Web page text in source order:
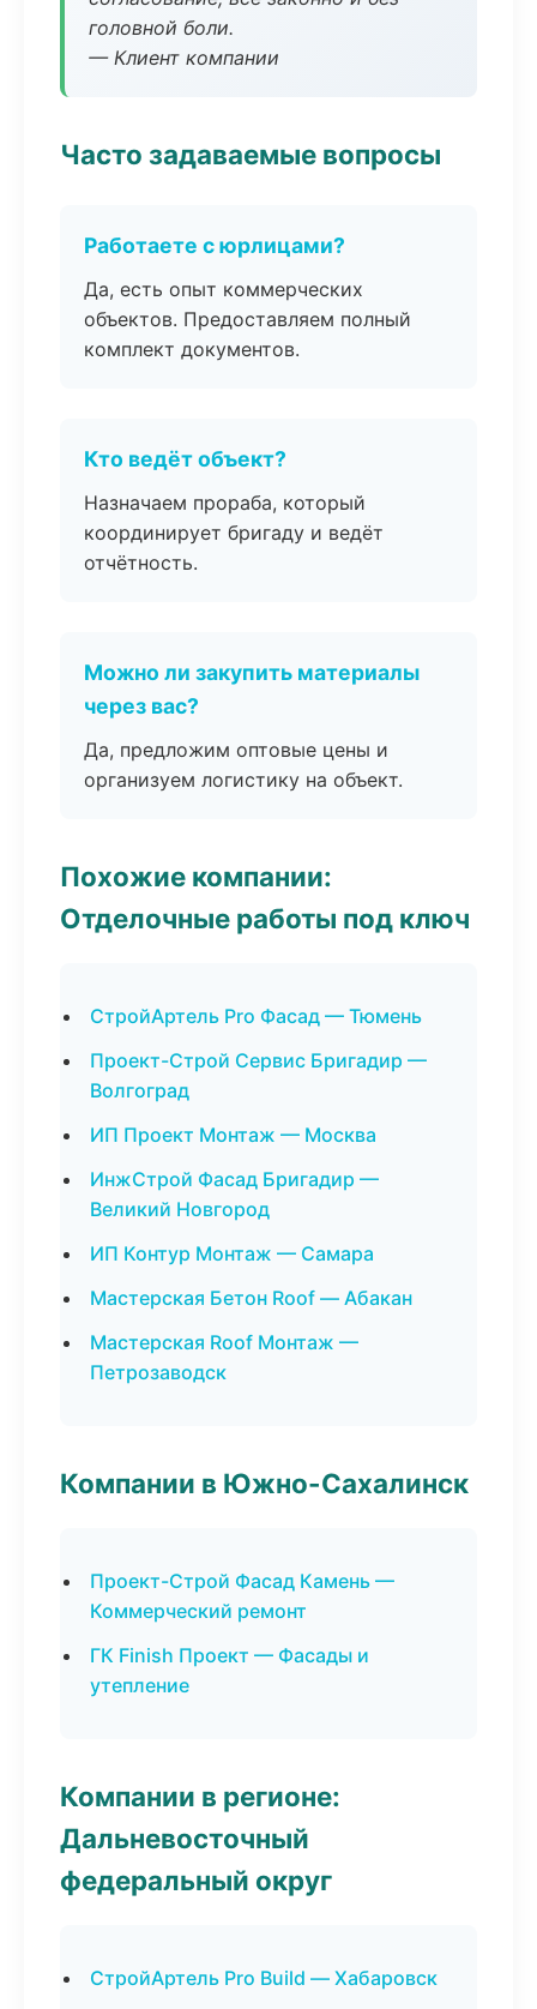
головной боли.
— Клиент компании
Часто задаваемые вопросы
Работаете с юрлицами?
Да, есть опыт коммерческих
объектов. Предоставляем полный
комплект документов.
Кто ведёт объект?
Назначаем прораба, который
координирует бригаду и ведёт
отчётность.
Можно ли закупить материалы
через вас?
Да, предложим оптовые цены и
организуем логистику на объект.
Похожие компании:
Отделочные работы под ключ
СтройАртель Pro Фасад — Тюмень
Проект-Строй Сервис Бригадир —
Волгоград
ИП Проект Монтаж — Москва
ИнжСтрой Фасад Бригадир —
Великий Новгород
ИП Контур Монтаж — Самара
Мастерская Бетон Roof — Абакан
Мастерская Roof Монтаж —
Петрозаводск
Компании в Южно-Сахалинск
Проект-Строй Фасад Камень —
Коммерческий ремонт
ГК Finish Проект — Фасады и
утепление
Компании в регионе:
Дальневосточный
федеральный округ
СтройАртель Pro Build — Хабаровск